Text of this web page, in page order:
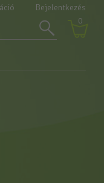
Bejelentkezés
0